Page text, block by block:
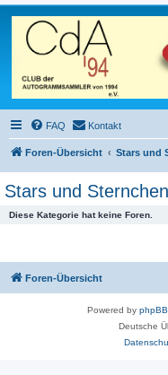
FAQ Kontakt
Foren-Übersicht Stars und
Stars und Sternchen
Diese Kategorie hat keine Foren.
Foren-Übersicht
Powered by phpBB
Deutsche